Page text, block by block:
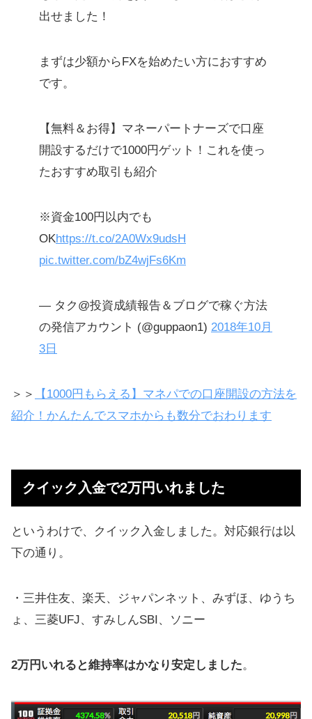
出せました！
まずは少額からFXを始めたい方におすすめ
です。
【無料＆お得】マネーパートナーズで口座
開設するだけで1000円ゲット！これを使っ
たおすすめ取引も紹介
※資金100円以内でも
OKhttps://t.co/2A0Wx9udsH
pic.twitter.com/bZ4wjFs6Km
— タク@投資成績報告＆ブログで稼ぐ方法
の発信アカウント (@guppaon1) 2018年10月
3日
＞＞
【1000円もらえる】マネパでの口座開設の方法を
紹介！かんたんでスマホからも数分でおわります
クイック入金で2万円いれました
というわけで、クイック入金しました。対応銀行は以
下の通り。
・三井住友、楽天、ジャパンネット、みずほ、ゆうち
ょ、三菱UFJ、すみしんSBI、ソニー
2万円いれると維持率はかなり安定しました。